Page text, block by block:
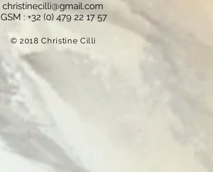
christinecilli@gmail.com
GSM : +32 (0) 479 22 17 57
© 2018 Christine Cilli